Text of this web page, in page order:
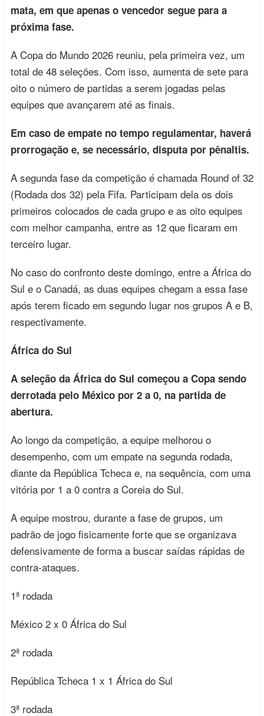
mata, em que apenas o vencedor segue para a
próxima fase.
A Copa do Mundo 2026 reuniu, pela primeira vez, um
total de 48 seleções. Com isso, aumenta de sete para
oito o número de partidas a serem jogadas pelas
equipes que avançarem até as finais.
Em caso de empate no tempo regulamentar, haverá
prorrogação e, se necessário, disputa por pênaltis.
A segunda fase da competição é chamada Round of 32
(Rodada dos 32) pela Fifa. Participam dela os dois
primeiros colocados de cada grupo e as oito equipes
com melhor campanha, entre as 12 que ficaram em
terceiro lugar.
No caso do confronto deste domingo, entre a África do
Sul e o Canadá, as duas equipes chegam a essa fase
após terem ficado em segundo lugar nos grupos A e B,
respectivamente.
África do Sul
A seleção da África do Sul começou a Copa sendo
derrotada pelo México por 2 a 0, na partida de
abertura.
Ao longo da competição, a equipe melhorou o
desempenho, com um empate na segunda rodada,
diante da República Tcheca e, na sequência, com uma
vitória por 1 a 0 contra a Coreia do Sul.
A equipe mostrou, durante a fase de grupos, um
padrão de jogo fisicamente forte que se organizava
defensivamente de forma a buscar saídas rápidas de
contra-ataques.
1ª rodada
México 2 x 0 África do Sul
2ª rodada
República Tcheca 1 x 1 África do Sul
3ª rodada